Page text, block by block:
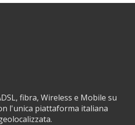
fibra, Wireless e Mobile su
l'unica piattaforma italiana